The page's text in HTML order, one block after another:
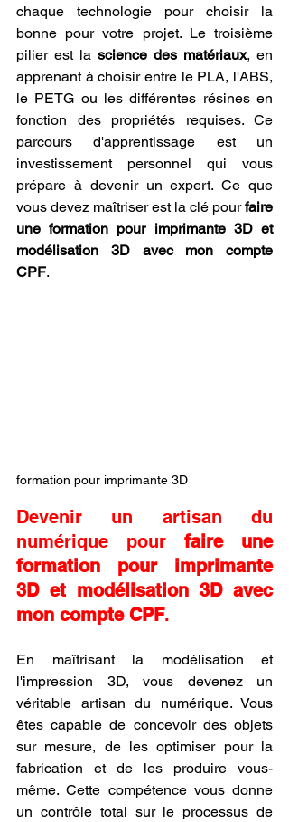
chaque technologie pour choisir la
bonne pour votre projet. Le troisième
pilier est la science des matériaux, en
apprenant à choisir entre le PLA, l'ABS,
le PETG ou les différentes résines en
fonction des propriétés requises. Ce
parcours d'apprentissage est un
investissement personnel qui vous
prépare à devenir un expert. Ce que
vous devez maîtriser est la clé pour faire
une formation pour imprimante 3D et
modélisation 3D avec mon compte
CPF.
formation pour imprimante 3D
Devenir un artisan du
numérique pour faire une
formation pour imprimante
3D et modélisation 3D avec
mon compte CPF.
En maîtrisant la modélisation et
l'impression 3D, vous devenez un
véritable artisan du numérique. Vous
êtes capable de concevoir des objets
sur mesure, de les optimiser pour la
fabrication et de les produire vous-
même. Cette compétence vous donne
un contrôle total sur le processus de